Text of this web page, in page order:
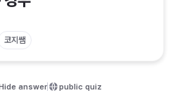
코지쌤
answer public quiz